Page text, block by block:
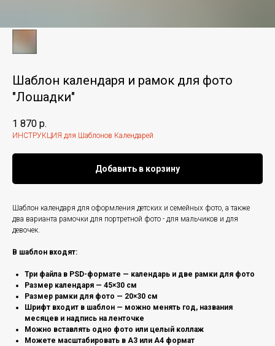
Шаблон календаря и рамок для фото
"Лошадки"
1 870 р.
ИНСТРУКЦИЯ для Шаблонов Календарей
Добавить в корзину
Шаблон календаря для оформления детских и семейных фото, а также
два варианта рамочки для портретной фото - для мальчиков и для
девочек.
В шаблон входят:
Три файла в PSD-формате — календарь и две рамки для фото
Размер календаря — 45×30 см
Размер рамки для фото — 20×30 см
Шрифт входит в шаблон — можно менять год, названия
месяцев и надпись на ленточке
Можно вставлять одно фото или целый коллаж
Можете масштабировать в А3 или А4 формат